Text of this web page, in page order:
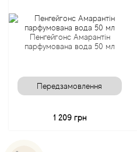
Пенгейгонс Амарантін
парфумована вода 50 мл
Передзамовлення
1 209 грн
Anne Fontaine
Antonia's Flowers
Antonio Banderas
Antonio Puig